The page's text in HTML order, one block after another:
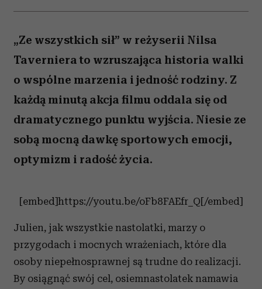
„Ze wszystkich sił” w reżyserii Nilsa
Taverniera to wzruszająca historia walki
o wspólne marzenia i jedność rodziny. Z
każdą minutą akcja filmu oddala się od
dramatycznego punktu wyjścia. Niesie ze
sobą mocną dawkę sportowych emocji,
optymizm i radość życia.
[embed]https://youtu.be/oFb8FAEfr_Q[/embed]
Julien, jak wszystkie nastolatki, marzy o
przygodach i mocnych wrażeniach, które dla
osoby niepełnosprawnej są trudne do realizacji.
By osiągnąć swój cel, osiemnastolatek namawia